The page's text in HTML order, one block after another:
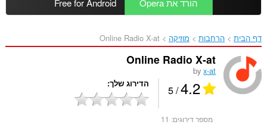
הורד את Opera Free for Android
דף הבית הרחבות מוזיקה Online Radio X-at‎
Online Radio X-at
byx-at
4.2
/ 5 הדירוג שלך
מספר דירוגים: 11